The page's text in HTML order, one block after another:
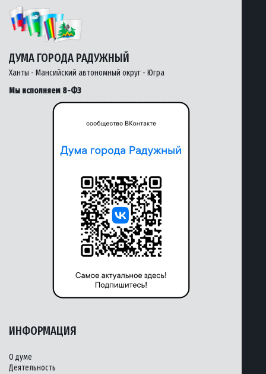
ДУМА ГОРОДА РАДУЖНЫЙ
Ханты - Мансийский автономный округ - Югра
Мы исполняем 8-ФЗ
ИНФОРМАЦИЯ
О думе
Деятельность